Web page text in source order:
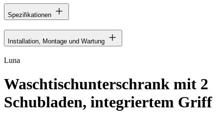
Spezifikationen
Installation, Montage und Wartung
Luna
Waschtischunterschrank mit 2
Schubladen, integriertem Griff